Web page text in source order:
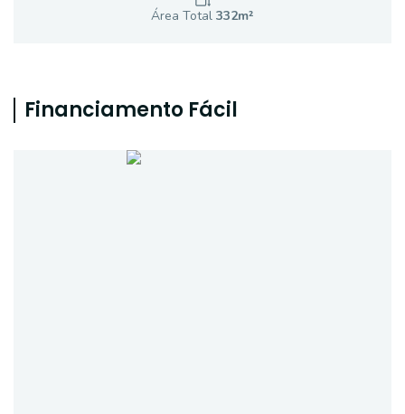
Área Total 332m²
Financiamento Fácil